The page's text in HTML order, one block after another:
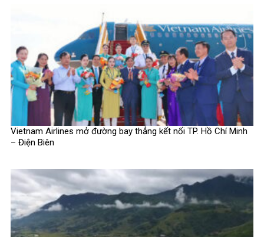
Vietnam Airlines mở đường bay thẳng kết nối TP. Hồ Chí Minh
– Điện Biên